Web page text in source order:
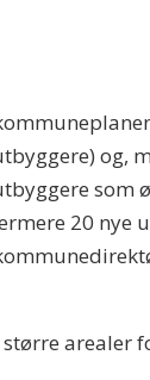
og,
som
20 nye
arealer